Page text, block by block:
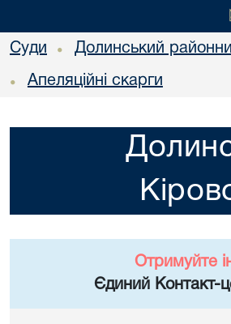
Суди • Долинський
• Апеляційні скарги
Отримуйте
Єдиний Контакт-